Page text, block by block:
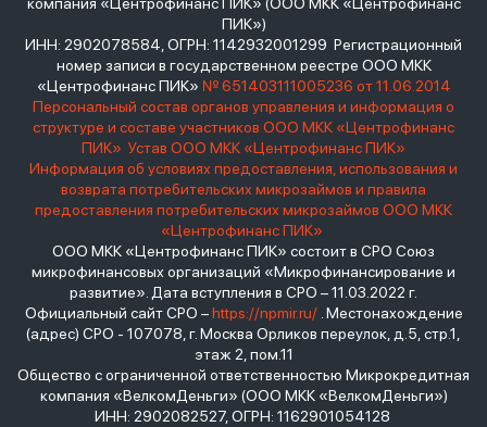
ПИК»)
ИНН: 2902078584, ОГРН: 1142932001299 Регистрационный
номер записи в государственном реестре ООО МКК
«Центрофинанс ПИК» № 651403111005236 от 11.06.2014
Персональный состав органов управления и информация о
структуре и составе участников ООО МКК «Центрофинанс
ПИК» Устав ООО МКК «Центрофинанс ПИК»
Информация об условиях предоставления, использования и
возврата потребительских микрозаймов и правила
предоставления потребительских микрозаймов ООО МКК
«Центрофинанс ПИК»
ООО МКК «Центрофинанс ПИК» состоит в СРО Союз
микрофинансовых организаций «Микрофинансирование и
развитие». Дата вступления в СРО – 11.03.2022 г.
Официальный сайт СРО –https://npmir.ru/. Местонахождение
(адрес) СРО - 107078, г. Москва Орликов переулок, д.5, стр.1,
этаж 2, пом.11
Общество с ограниченной ответственностью Микрокредитная
компания «ВелкомДеньги» (ООО МКК «ВелкомДеньги»)
ИНН: 2902082527, ОГРН: 1162901054128